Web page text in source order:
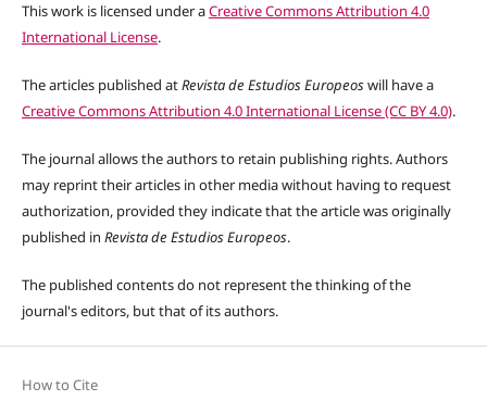
This work is licensed under aCreative Commons Attribution 4.0
International License.
The articles published atRevista de Estudios Europeoswill have a
Creative Commons Attribution 4.0 International License (CC BY 4.0).
The journal allows the authors to retain publishing rights. Authors
may reprint their articles in other media without having to request
authorization, provided they indicate that the article was originally
published in Revista de Estudios Europeos.
The published contents do not represent the thinking of the
journal's editors, but that of its authors.
How to Cite